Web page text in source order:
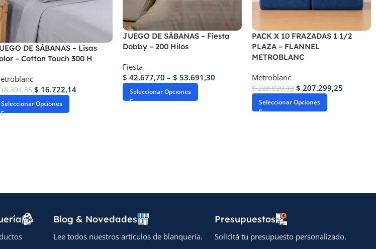
DE SÁBANAS – Lisas
– Cotton Touch 300 H
$ 16.722,14
Seleccionar Opciones
JUEGO DE SÁBANAS – Fiesta
Dobby – 200 Hilos
Fiesta
$ 42.677,70 – $ 53.691,30
Seleccionar Opciones
PACK X 10 FRAZADAS 1 1/2
PLAZA – FLANNEL
METROBLANC
Metroblanc
$228.029,18 $ 207.299,25
Seleccionar Opciones
Blog & Novedades
Lee todos nuestros artículos de blanquería.
Presupuestos
Solicitá tu presupuesto personalizado.